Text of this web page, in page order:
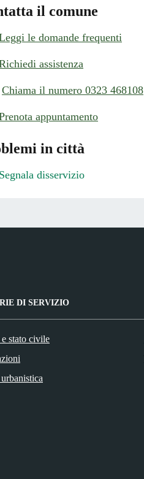
il comune
le domande frequenti
assistenza
Chiama il numero 0323 468108
appuntamento
in città
Segnala disservizio
DI SERVIZIO
stato civile